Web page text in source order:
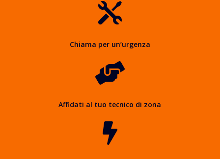

Chiama per un’urgenza

Affidati al tuo tecnico di zona
